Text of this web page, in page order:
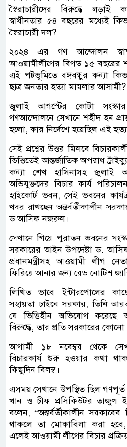
স্বৈরাচারীদের বিরুদ্ধে
স্বাধীনতার ৫৪ বছরের মধ্যেই
স্বৈরাচারী দল?
২০২৪ এর গণ আন্দোলন
আওয়ামীলীগের বিগত ১৫ বছরের
এই পটভূমিতে বঙ্গবন্ধুর কন্যা
ছাত্র জনতার হত্যা মামলার আসামী?
জুলাই আগস্টের কোটা
গণআন্দোলনে সেখানে শহীদ হন
হলো, কার নির্দেশে হয়েছিল এই
সেই প্রশ্নের উত্তর মিলবে
ভিত্তিতেই আন্তর্জাতিক অপরাধ
কন্যা শেখ হাসিনাসহ জুলাই
অভিযুক্তদের বিচার কার্য
হাইকোর্ট ভবন, সেই ভবনের
খবর রাখছেন অন্তর্বর্তীকালীন
ড আসিফ নজরুল।
সেখানে গিয়ে পুরাতন ভবনের
সরকারের আইন উপদেষ্টা ড.
প্রধানমন্ত্রীসহ আওয়ামী লীগ
ফিরিয়ে আনার জন্য রেড নোটিশ
লিখিত ভাবে ইন্টারপোলের
সহায়তা চাইবে সরকার, তিনি
যে ভিত্তিহীন অভিযোগ করেছে
বিরুদ্ধে, তার প্রতি সরকারের কোনো
আগামী ১৮ নবেম্বর থেকে
বিচারকার্য শুরু হওয়ার কথা
কিছুদিন বিলম্ব।
এসময় সেখানে উপস্থিত ছিল
খান ও চীফ প্রসিকিউটর তাজুল
বলেন, “অন্তর্বর্তীকালীন
থাকলে তা মোকাবিলা করা হবে,
এলেই আওয়ামী লীগের বিচার